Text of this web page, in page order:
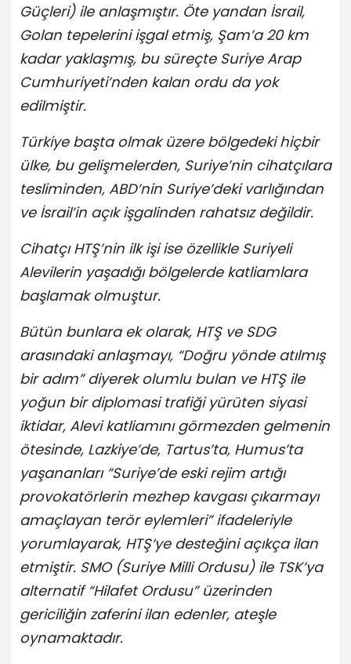
Güçleri) ile anlaşmıştır. Öte yandan İsrail,
Golan tepelerini işgal etmiş, Şam’a 20 km
kadar yaklaşmış, bu süreçte Suriye Arap
Cumhuriyeti’nden kalan ordu da yok
edilmiştir.
Türkiye başta olmak üzere bölgedeki hiçbir
ülke, bu gelişmelerden, Suriye’nin cihatçılara
tesliminden, ABD’nin Suriye’deki varlığından
ve İsrail’in açık işgalinden rahatsız değildir.
Cihatçı HTŞ’nin ilk işi ise özellikle Suriyeli
Alevilerin yaşadığı bölgelerde katliamlara
başlamak olmuştur.
Bütün bunlara ek olarak, HTŞ ve SDG
arasındaki anlaşmayı, “Doğru yönde atılmış
bir adım” diyerek olumlu bulan ve HTŞ ile
yoğun bir diplomasi trafiği yürüten siyasi
iktidar, Alevi katliamını görmezden gelmenin
ötesinde, Lazkiye’de, Tartus’ta, Humus’ta
yaşananları “Suriye’de eski rejim artığı
provokatörlerin mezhep kavgası çıkarmayı
amaçlayan terör eylemleri” ifadeleriyle
yorumlayarak, HTŞ‘ye desteğini açıkça ilan
etmiştir. SMO (Suriye Milli Ordusu) ile TSK’ya
alternatif “Hilafet Ordusu” üzerinden
gericiliğin zaferini ilan edenler, ateşle
oynamaktadır.